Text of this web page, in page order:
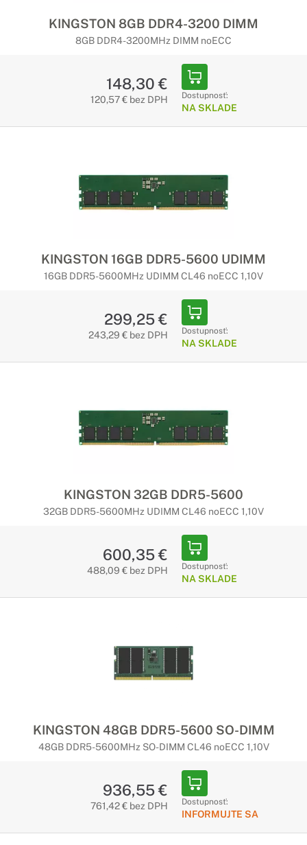
KINGSTON 8GB DDR4-3200 DIMM
8GB DDR4-3200MHz DIMM noECC
148,30 €
120,57 € bez DPH Dostupnosť:
NA SKLADE
KINGSTON 16GB DDR5-5600 UDIMM
16GB DDR5-5600MHz UDIMM CL46 noECC 1,10V
299,25 €
243,29 € bez DPH Dostupnosť:
NA SKLADE
KINGSTON 32GB DDR5-5600
32GB DDR5-5600MHz UDIMM CL46 noECC 1,10V
600,35 €
488,09 € bez DPH Dostupnosť:
NA SKLADE
KINGSTON 48GB DDR5-5600 SO-DIMM
48GB DDR5-5600MHz SO-DIMM CL46 noECC 1,10V
936,55 €
761,42 € bez DPH Dostupnosť:
INFORMUJTE SA